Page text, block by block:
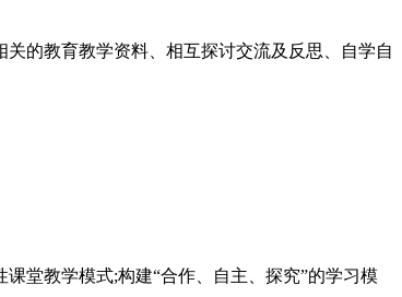
的教育教学资料、相互探讨交流及反思、自学自
堂教学模式;构建“合作、自主、探究”的学习模